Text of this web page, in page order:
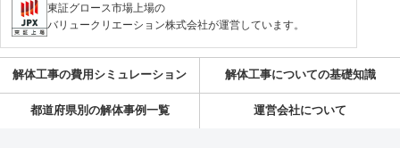
東証グロース市場上場の
バリュークリエーション株式会社が運営しています。
解体工事の費用シミュレーション 解体工事についての基礎知識
都道府県別の解体事例一覧 運営会社について